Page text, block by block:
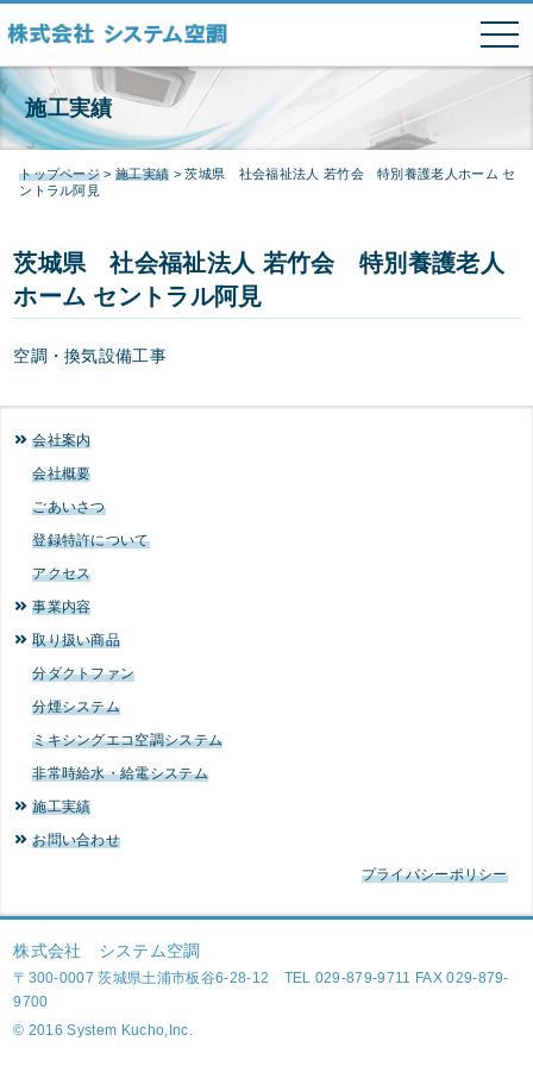
本文へ
システム空調
施工実績
トップページ >施工実績 >茨城県 社会福祉法人 若竹会 特別養護老人ホーム セ
ントラル阿見
茨城県 社会福祉法人 若竹会 特別養護老人
ホーム セントラル阿見
空調・換気設備工事
会社案内
会社概要
ごあいさつ
登録特許について
アクセス
事業内容
取り扱い商品
分ダクトファン
分煙システム
ミキシングエコ空調システム
非常時給水・給電システム
施工実績
お問い合わせ
プライバシーポリシー
株式会社 システム空調
〒300-0007 茨城県土浦市板谷6-28-12 TEL 029-879-9711 FAX 029-879-
9700
© 2016 System Kucho,Inc.